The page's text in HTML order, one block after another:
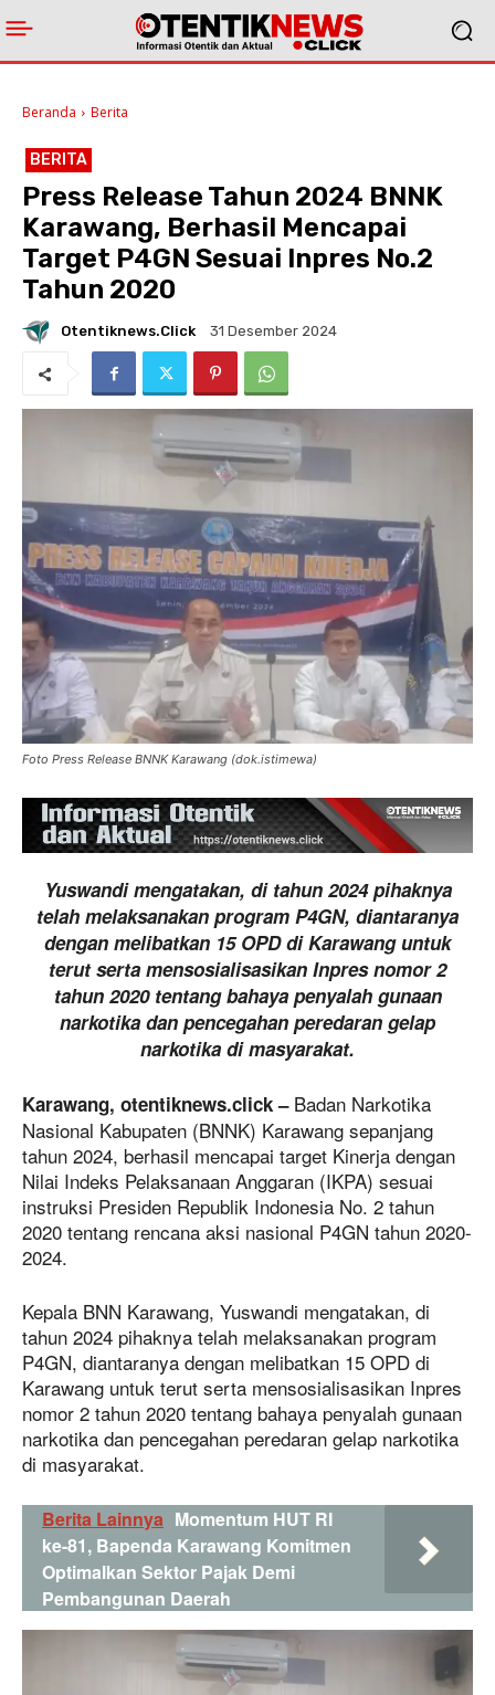
Beranda Berita
BERITA
Press Release Tahun 2024 BNNK
Karawang, Berhasil Mencapai
Target P4GN Sesuai Inpres No.2
Tahun 2020
Otentiknews.click 31 Desember 2024
Foto Press Release BNNK Karawang (dok.istimewa)
Yuswandi mengatakan, di tahun 2024 pihaknya
telah melaksanakan program P4GN, diantaranya
dengan melibatkan 15 OPD di Karawang untuk
terut serta mensosialisasikan Inpres nomor 2
tahun 2020 tentang bahaya penyalah gunaan
narkotika dan pencegahan peredaran gelap
narkotika di masyarakat.
Karawang, otentiknews.click –Badan Narkotika
Nasional Kabupaten (BNNK) Karawang sepanjang
tahun 2024, berhasil mencapai target Kinerja dengan
Nilai Indeks Pelaksanaan Anggaran (IKPA) sesuai
instruksi Presiden Republik Indonesia No. 2 tahun
2020 tentang rencana aksi nasional P4GN tahun 2020-
2024.
Kepala BNN Karawang, Yuswandi mengatakan, di
tahun 2024 pihaknya telah melaksanakan program
P4GN, diantaranya dengan melibatkan 15 OPD di
Karawang untuk terut serta mensosialisasikan Inpres
nomor 2 tahun 2020 tentang bahaya penyalah gunaan
narkotika dan pencegahan peredaran gelap narkotika
di masyarakat.
Berita Lainnya Momentum HUT RI
ke-81, Bapenda Karawang Komitmen
Optimalkan Sektor Pajak Demi
Pembangunan Daerah